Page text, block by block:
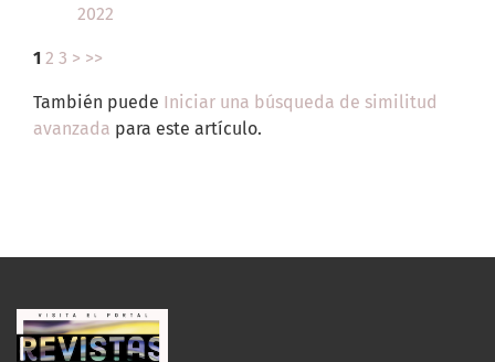
2022
1 2 3 > >>
También puede Iniciar una búsqueda de similitud
avanzada para este artículo.